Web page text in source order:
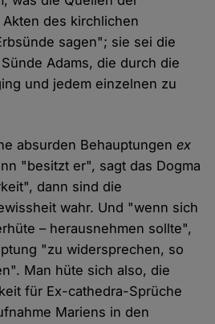
des kirchlichen
sagen"; sie sei die
Adams, die durch die
und jedem einzelnen zu
absurden Behauptungenex
"besitzt er", sagt das Dogma
dann sind die
wahr. Und "wenn sich
– herausnehmen sollte",
"zu widersprechen, so
Man hüte sich also, die
für Ex-cathedra-Sprüche
Mariens in den